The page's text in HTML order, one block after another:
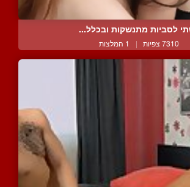
לסביות מתנשקות ובכלל...
7310 צפיות | 1 המלצות